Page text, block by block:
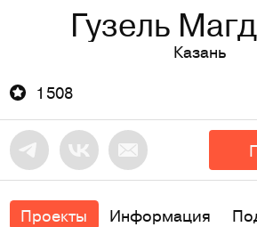
Гузель
Казань
1 508
Проекты Информация